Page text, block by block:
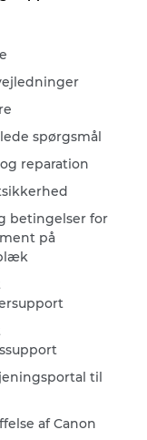
spørgsmål
reparation
betingelser for
på
til
af Canon